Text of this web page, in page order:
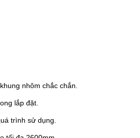
nhôm chắc chắn.
lắp đặt.
trình sử dụng.